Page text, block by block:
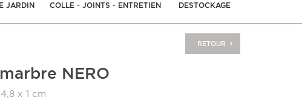
JARDIN COLLE - JOINTS - ENTRETIEN DESTOCKAGE
RETOUR
NERO
x 1 cm